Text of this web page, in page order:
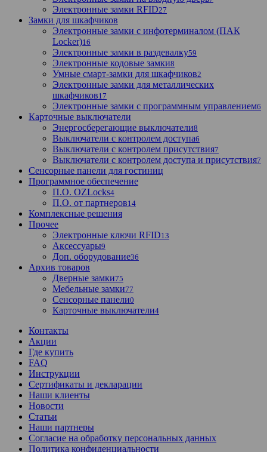
Электронные замки RFID27
Замки для шкафчиков
Электронные замки с инфотерминалом (ПАК
Locker)16
Электронные замки в раздевалку59
Электронные кодовые замки8
Умные смарт-замки для шкафчиков2
Электронные замки для металлических
шкафчиков17
Электронные замки с программным управлением6
Карточные выключатели
Энергосберегающие выключатели8
Выключатели с контролем доступа6
Выключатели с контролем присутствия7
Выключатели с контролем доступа и присутствия7
Сенсорные панели для гостиниц
Программное обеспечение
П.О. OZLocks4
П.О. от партнеров14
Комплексные решения
Прочее
Электронные ключи RFID13
Аксессуары9
Доп. оборудование36
Архив товаров
Дверные замки75
Мебельные замки77
Сенсорные панели0
Карточные выключатели4
Контакты
Акции
Где купить
FAQ
Инструкции
Сертификаты и декларации
Наши клиенты
Новости
Статьи
Наши партнеры
Согласие на обработку персональных данных
Политика конфиденциальности